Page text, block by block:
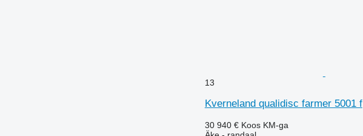
13
Kverneland qualidisc farmer 5001 f
30 940 € Koos KM-ga